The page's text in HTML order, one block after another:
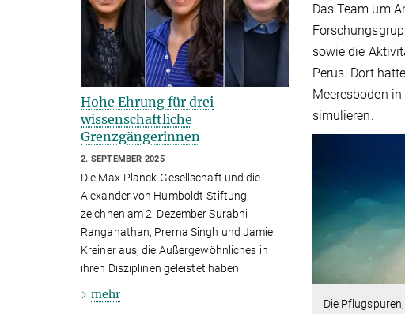
Das Team um
sowie die
Perus. Dort
Meeresboden
simulieren.
Die
Hohe Ehrung für drei
wissenschaftliche
Grenzgängerinnen
2. SEPTEMBER 2025
Die Max-Planck-Gesellschaft und die
Alexander von Humboldt-Stiftung
zeichnen am 2. Dezember Surabhi
Ranganathan, Prerna Singh und Jamie
Kreiner aus, die Außergewöhnliches in
ihren Disziplinen geleistet haben
mehr